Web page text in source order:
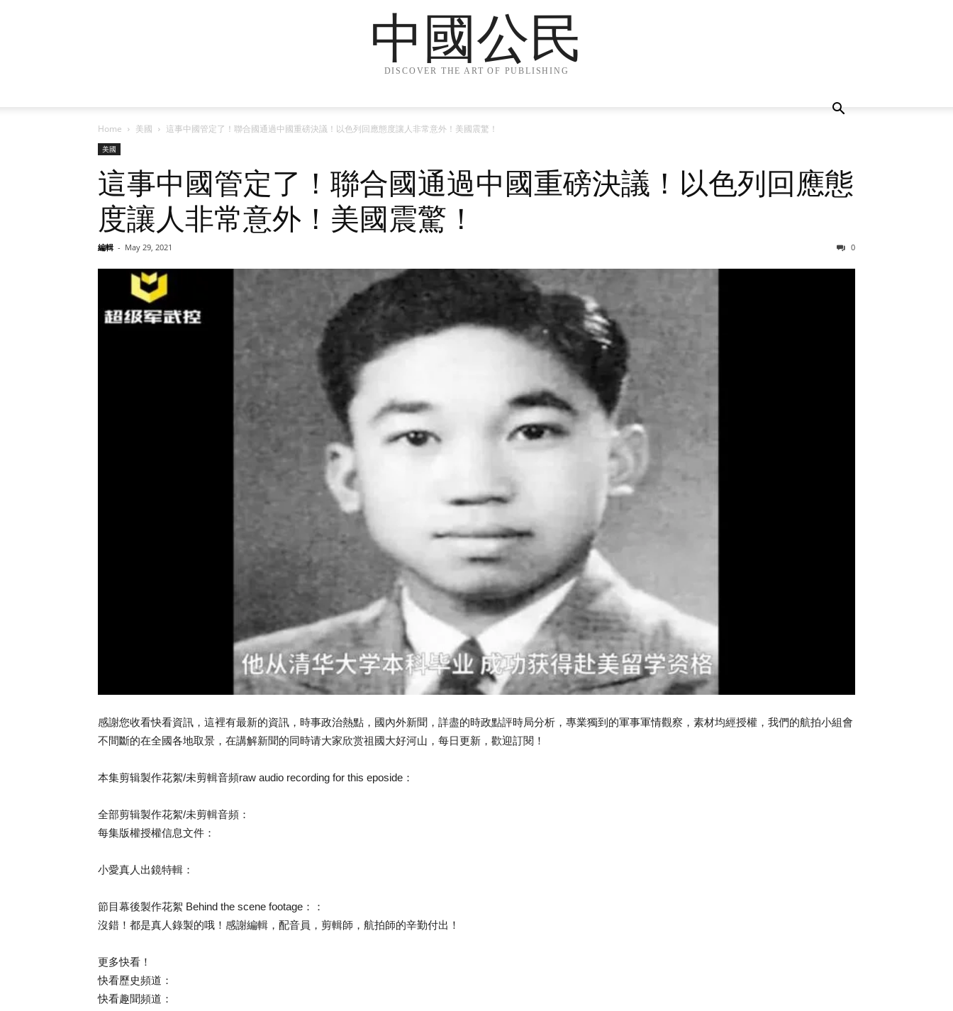
中國公民
DISCOVER THE ART OF PUBLISHING
Home 美國 這事中國管定了！聯合國通過中國重磅決議！以色列回應態度讓人非常意外！美國震驚！
美國
這事中國管定了！聯合國通過中國重磅決議！以色列回應態
度讓人非常意外！美國震驚！
編輯 - May 29, 2021 0
感謝您收看快看資訊，這裡有最新的資訊，時事政治熱點，國內外新聞，詳盡的時政點評時局分析，專業獨到的軍事軍情觀察，素材均經授權，我們的航拍小組會
不間斷的在全國各地取景，在講解新聞的同時请大家欣赏祖國大好河山，每日更新，歡迎訂閱！
本集剪辑製作花絮/未剪輯音頻raw audio recording for this eposide：
全部剪辑製作花絮/未剪輯音頻：
每集版權授權信息文件：
小愛真人出鏡特輯：
節目幕後製作花絮 Behind the scene footage：：
沒錯！都是真人錄製的哦！感謝編輯，配音員，剪輯師，航拍師的辛勤付出！
更多快看！
快看歷史頻道：
快看趣聞頻道：